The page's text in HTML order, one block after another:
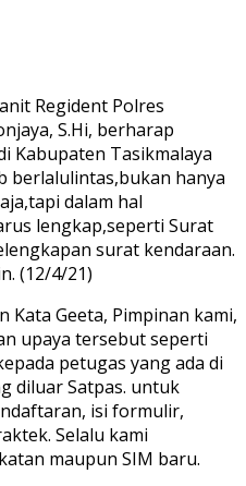
Regident Polres
S.Hi, berharap
Kabupaten Tasikmalaya
berlalulintas,bukan hanya
dalam hal
lengkap,seperti Surat
surat kendaraan.
(12/4/21)
Geeta, Pimpinan kami,
upaya tersebut seperti
petugas yang ada di
diluar Satpas. untuk
isi formulir,
Selalu kami
maupun SIM baru.